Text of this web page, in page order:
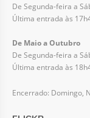
De Segunda-feira a
Última entrada às
De Maio a Outubro
De Segunda-feira a
Última entrada às
Encerrado: Domingo,